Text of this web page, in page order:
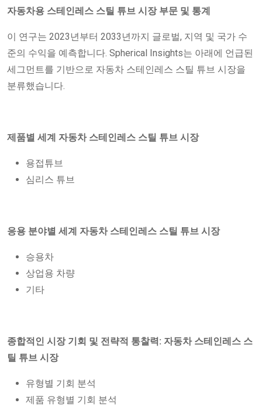
자동차용 스테인레스 스틸 튜브 시장 부문 및 통계
이 연구는 2023년부터 2033년까지 글로벌, 지역 및 국가 수
준의 수익을 예측합니다. Spherical Insights는 아래에 언급된
세그먼트를 기반으로 자동차 스테인레스 스틸 튜브 시장을
분류했습니다.
제품별 세계 자동차 스테인레스 스틸 튜브 시장
용접튜브
심리스 튜브
응용 분야별 세계 자동차 스테인레스 스틸 튜브 시장
승용차
상업용 차량
기타
종합적인 시장 기회 및 전략적 통찰력: 자동차 스테인레스 스
틸 튜브 시장
유형별 기회 분석
제품 유형별 기회 분석